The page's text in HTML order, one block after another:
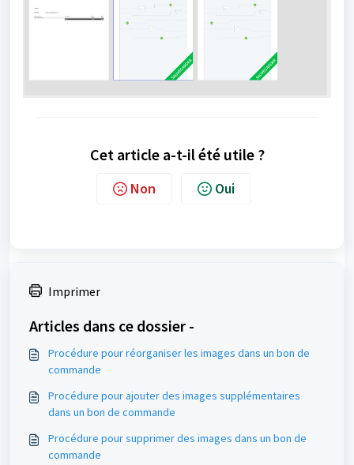
Cet article a-t-il été utile ?
Non Oui
Imprimer
Articles dans ce dossier -
Procédure pour réorganiser les images dans un bon de
commande
Procédure pour ajouter des images supplémentaires
dans un bon de commande
Procédure pour supprimer des images dans un bon de
commande